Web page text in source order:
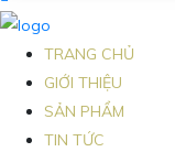
TRANG CHỦ
GIỚI THIỆU
SẢN PHẨM
TIN TỨC